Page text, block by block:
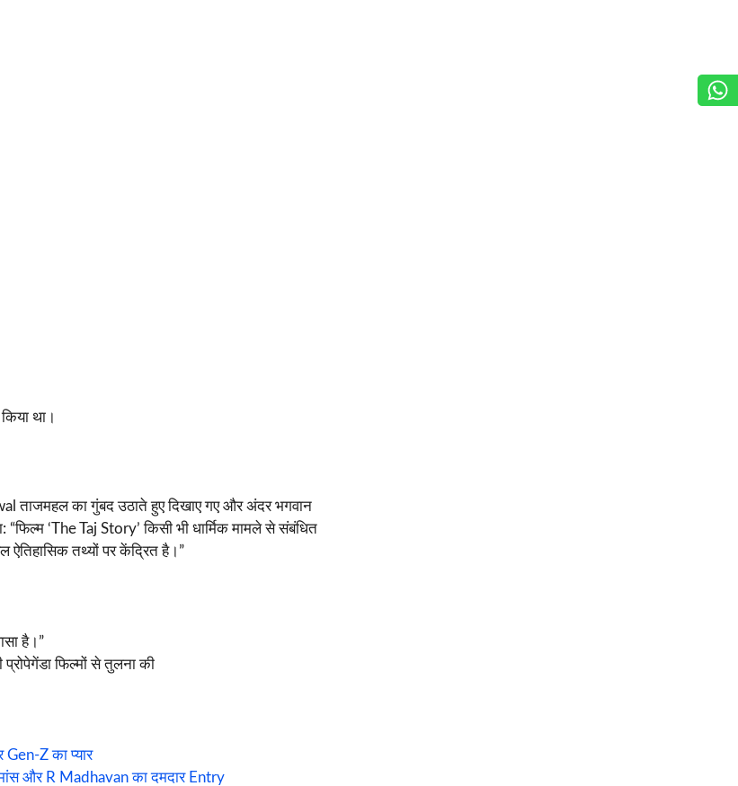
था।
ताजमहल का गुंबद उठाते हुए दिखाए गए और अंदर भगवान
‘The Taj Story’ किसी भी धार्मिक मामले से संबंधित
तथ्यों पर केंद्रित है।”
है।”
फिल्मों से तुलना की
Z का प्यार
और R Madhavan का दमदार Entry